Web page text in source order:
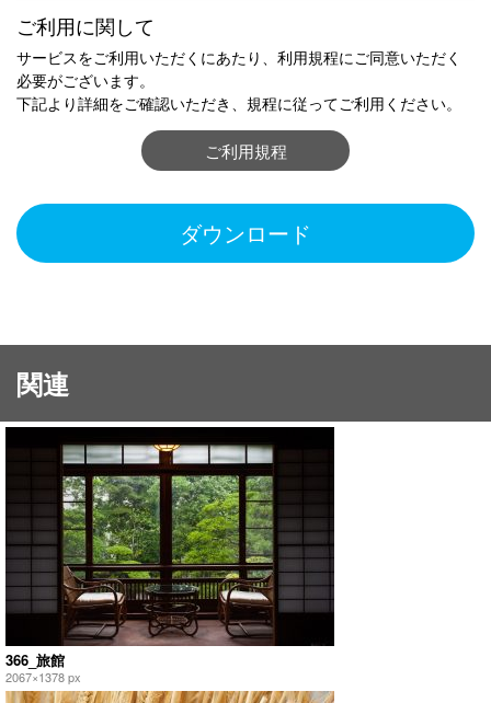
ご利用に関して
サービスをご利用いただくにあたり、利用規程にご同意いただく
必要がございます。
下記より詳細をご確認いただき、規程に従ってご利用ください。
ご利用規程
ダウンロード
関連
366_旅館
2067×1378 px